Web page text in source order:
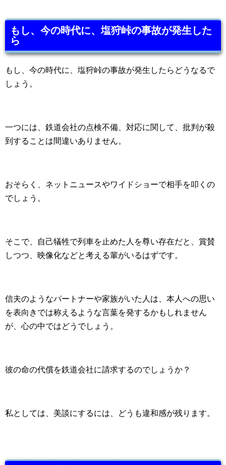
もし、今の時代に、塩狩峠の事故が発生した
ら
もし、今の時代に、塩狩峠の事故が発生したらどうなるで
しょう。
一つには、鉄道会社の点検不備、対応に関して、批判が殺
到することは間違いありません。
おそらく、ネットニュースやワイドショーで相手を叩くの
でしょう。
そこで、自己犠牲で列車を止めた人を尊い存在だと、賞賛
しつつ、映像化などと考える輩がいるはずです。
信夫のようなパートナーや家族がいた人は、本人への思い
を表向きでは称えるような言葉を発するかもしれません
が、心の中ではどうでしょう。
彼の命の代償を鉄道会社に請求するのでしょうか？
私としては、美談にするには、どうも違和感が残ります。